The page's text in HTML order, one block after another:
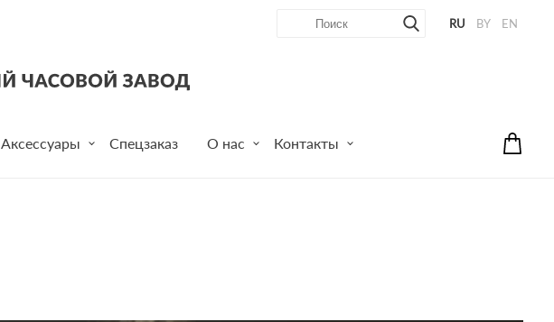
RU BY EN
Аксессуары Спецзаказ О нас Контакты